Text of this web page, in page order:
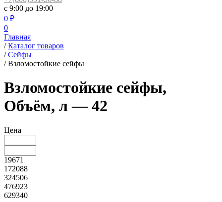
с 9:00 до 19:00
0 ₽
0
Главная
/ Каталог товаров
/ Сейфы
/ Взломостойкие сейфы
Взломостойкие сейфы,
Объём, л — 42
Цена
19671
172088
324506
476923
629340